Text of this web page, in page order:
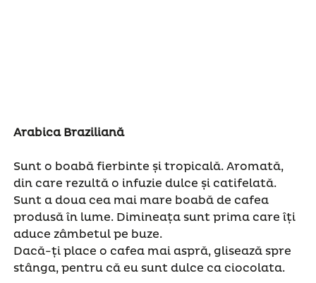
Arabica Braziliană
Sunt o boabă fierbinte și tropicală. Aromată,
din care rezultă o infuzie dulce și catifelată.
Sunt a doua cea mai mare boabă de cafea
produsă în lume. Dimineața sunt prima care îți
aduce zâmbetul pe buze.
Dacă-ți place o cafea mai aspră, glisează spre
stânga, pentru că eu sunt dulce ca ciocolata.